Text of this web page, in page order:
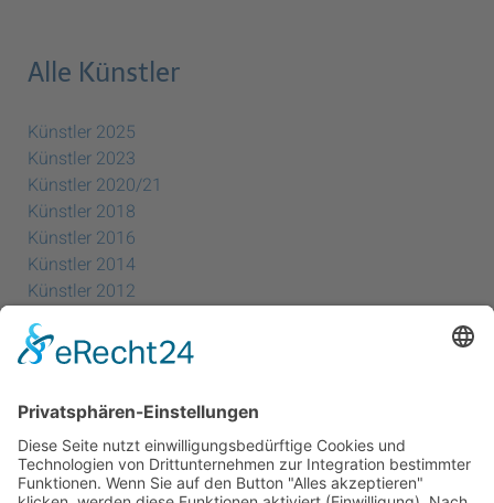
Alle Künstler
Künstler 2025
Künstler 2023
Künstler 2020/21
Künstler 2018
Künstler 2016
Künstler 2014
Künstler 2012
Künstler 2010
Künstler 2008
Künstler 2006
Künstler 2004
Alle Ausstellungsorte